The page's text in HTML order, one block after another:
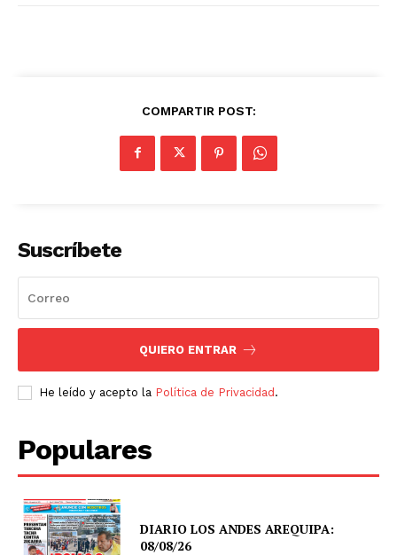
COMPARTIR POST:
Suscríbete
QUIERO ENTRAR
He leído y acepto la Política de Privacidad.
Populares
DIARIO LOS ANDES AREQUIPA:
08/08/26